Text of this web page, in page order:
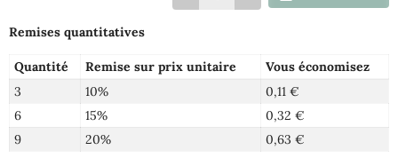
Remises quantitatives
Quantité Remise sur prix unitaire
Vous économisez
3
10%
0,11 €
6
15%
0,32 €
9
20% 0,63 €